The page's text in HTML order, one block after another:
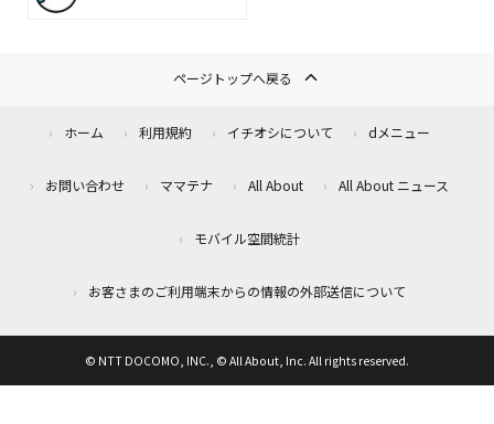
ページトップへ戻る
ホーム 利用規約 イチオシについて dメニュー
お問い合わせ ママテナ All About All About ニュース
モバイル空間統計
お客さまのご利用端末からの情報の外部送信について
© NTT DOCOMO, INC., © All About, Inc. All rights reserved.